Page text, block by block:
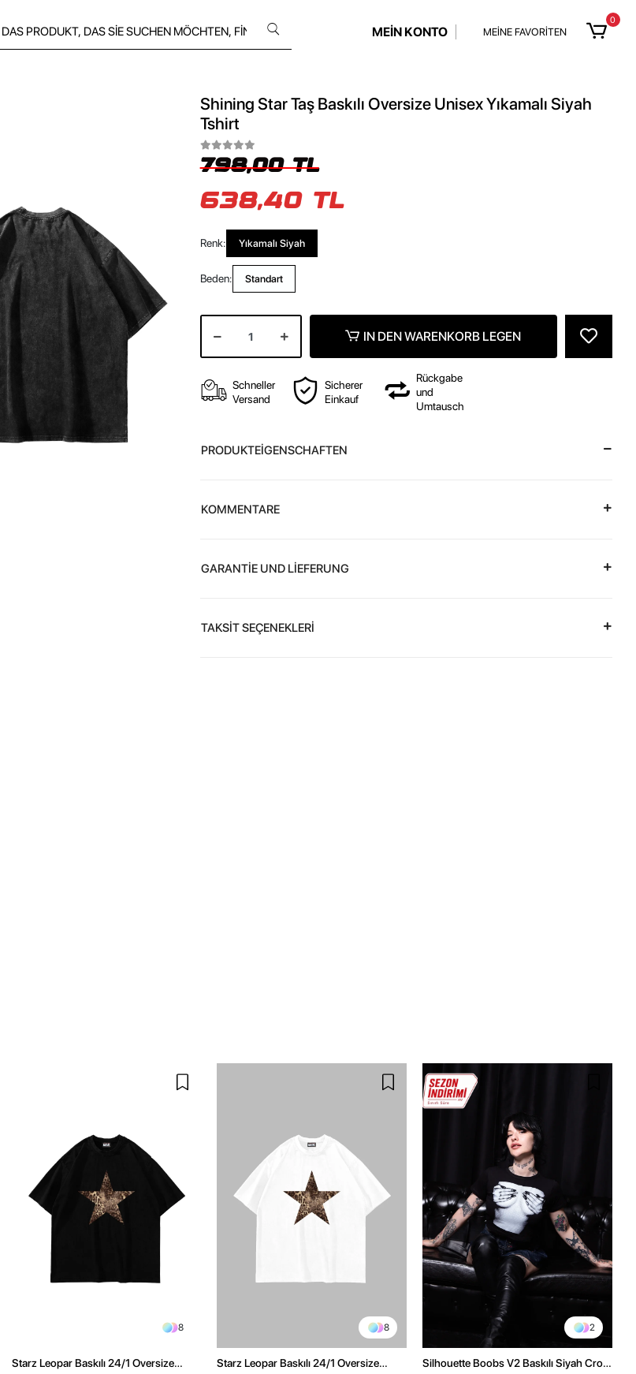
MEİN KONTO MEİNE FAVORİTEN
0
Shining Star Taş Baskılı Oversize Unisex Yıkamalı Siyah
Tshirt
798,00 TL
638,40 TL
Renk: Yıkamalı Siyah
Beden: Standart
IN DEN WARENKORB LEGEN
Schneller
Versand
Sicherer
Einkauf
Rückgabe
und
Umtausch
PRODUKTEİGENSCHAFTEN
KOMMENTARE
GARANTİE UND LİEFERUNG
TAKSİT SEÇENEKLERİ
8
Starz Leopar Baskılı 24/1 Oversize
8
Starz Leopar Baskılı 24/1 Oversize
2
Silhouette Boobs V2 Baskılı Siyah Crop